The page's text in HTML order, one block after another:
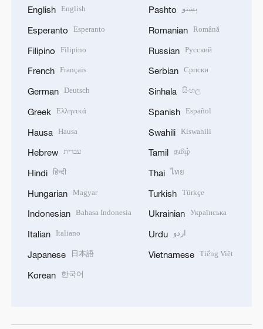
English English
Esperanto Esperanto
Filipino Filipino
French Français
German Deutsch
Greek Ελληνικά
Hausa Hausa
Hebrew עברית
Hindi हिन्दी
Hungarian Magyar
Indonesian Bahasa Indonesia
Italian Italiano
Japanese 日本語
Korean 한국어
Pashto پښتو
Romanian Română
Russian Русский
Serbian Српски
Sinhala සිංහල
Spanish Español
Swahili Kiswahili
Tamil தமிழ்
Thai ไทย
Turkish Türkçe
Ukrainian Українська
Urdu اردو
Vietnamese Tiếng Việt